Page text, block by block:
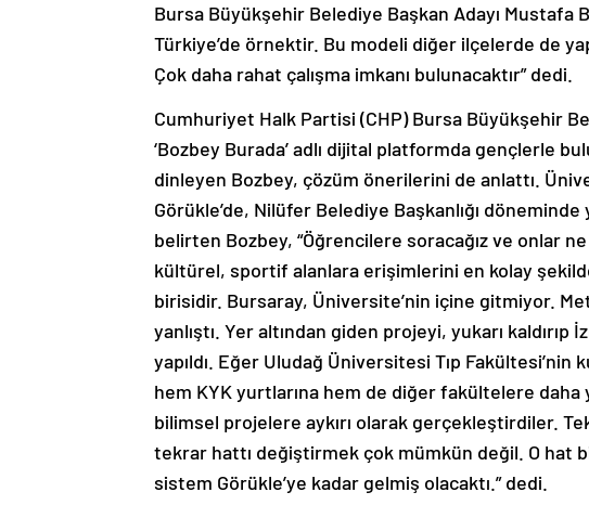
Bursa Büyükşehir Belediye Başkan Adayı Mustafa
Türkiye’de örnektir. Bu modeli diğer ilçelerde de
Çok daha rahat çalışma imkanı bulunacaktır” dedi.
Cumhuriyet Halk Partisi (CHP) Bursa Büyükşehir
‘Bozbey Burada’ adlı dijital platformda gençlerle
dinleyen Bozbey, çözüm önerilerini de anlattı.
Görükle’de, Nilüfer Belediye Başkanlığı
belirten Bozbey, “Öğrencilere soracağız ve onlar
kültürel, sportif alanlara erişimlerini en kolay
birisidir. Bursaray, Üniversite’nin içine gitmiyor.
yanlıştı. Yer altından giden projeyi, yukarı
yapıldı. Eğer Uludağ Üniversitesi Tıp
hem KYK yurtlarına hem de diğer fakültelere daha
bilimsel projelere aykırı olarak gerçekleştirdiler.
tekrar hattı değiştirmek çok mümkün değil. O hat
sistem Görükle’ye kadar gelmiş olacaktı.” dedi.